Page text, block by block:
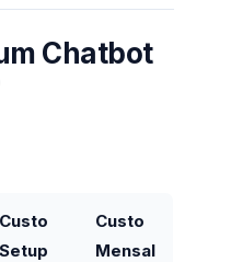
Chatbot
Custo
Setup
Custo
Mensal